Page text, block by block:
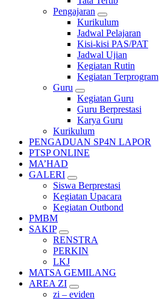
Pengajaran
Kurikulum
Jadwal Pelajaran
Kisi-kisi PAS/PAT
Jadwal Ujian
Kegiatan Rutin
Kegiatan Terprogram
Guru
Kegiatan Guru
Guru Berprestasi
Karya Guru
Kurikulum
PENGADUAN SP4N LAPOR
PTSP ONLINE
MA’HAD
GALERI
Siswa Berprestasi
Kegiatan Upacara
Kegiatan Outbond
PMBM
SAKIP
RENSTRA
PERKIN
LKJ
MATSA GEMILANG
AREA ZI
zi – eviden